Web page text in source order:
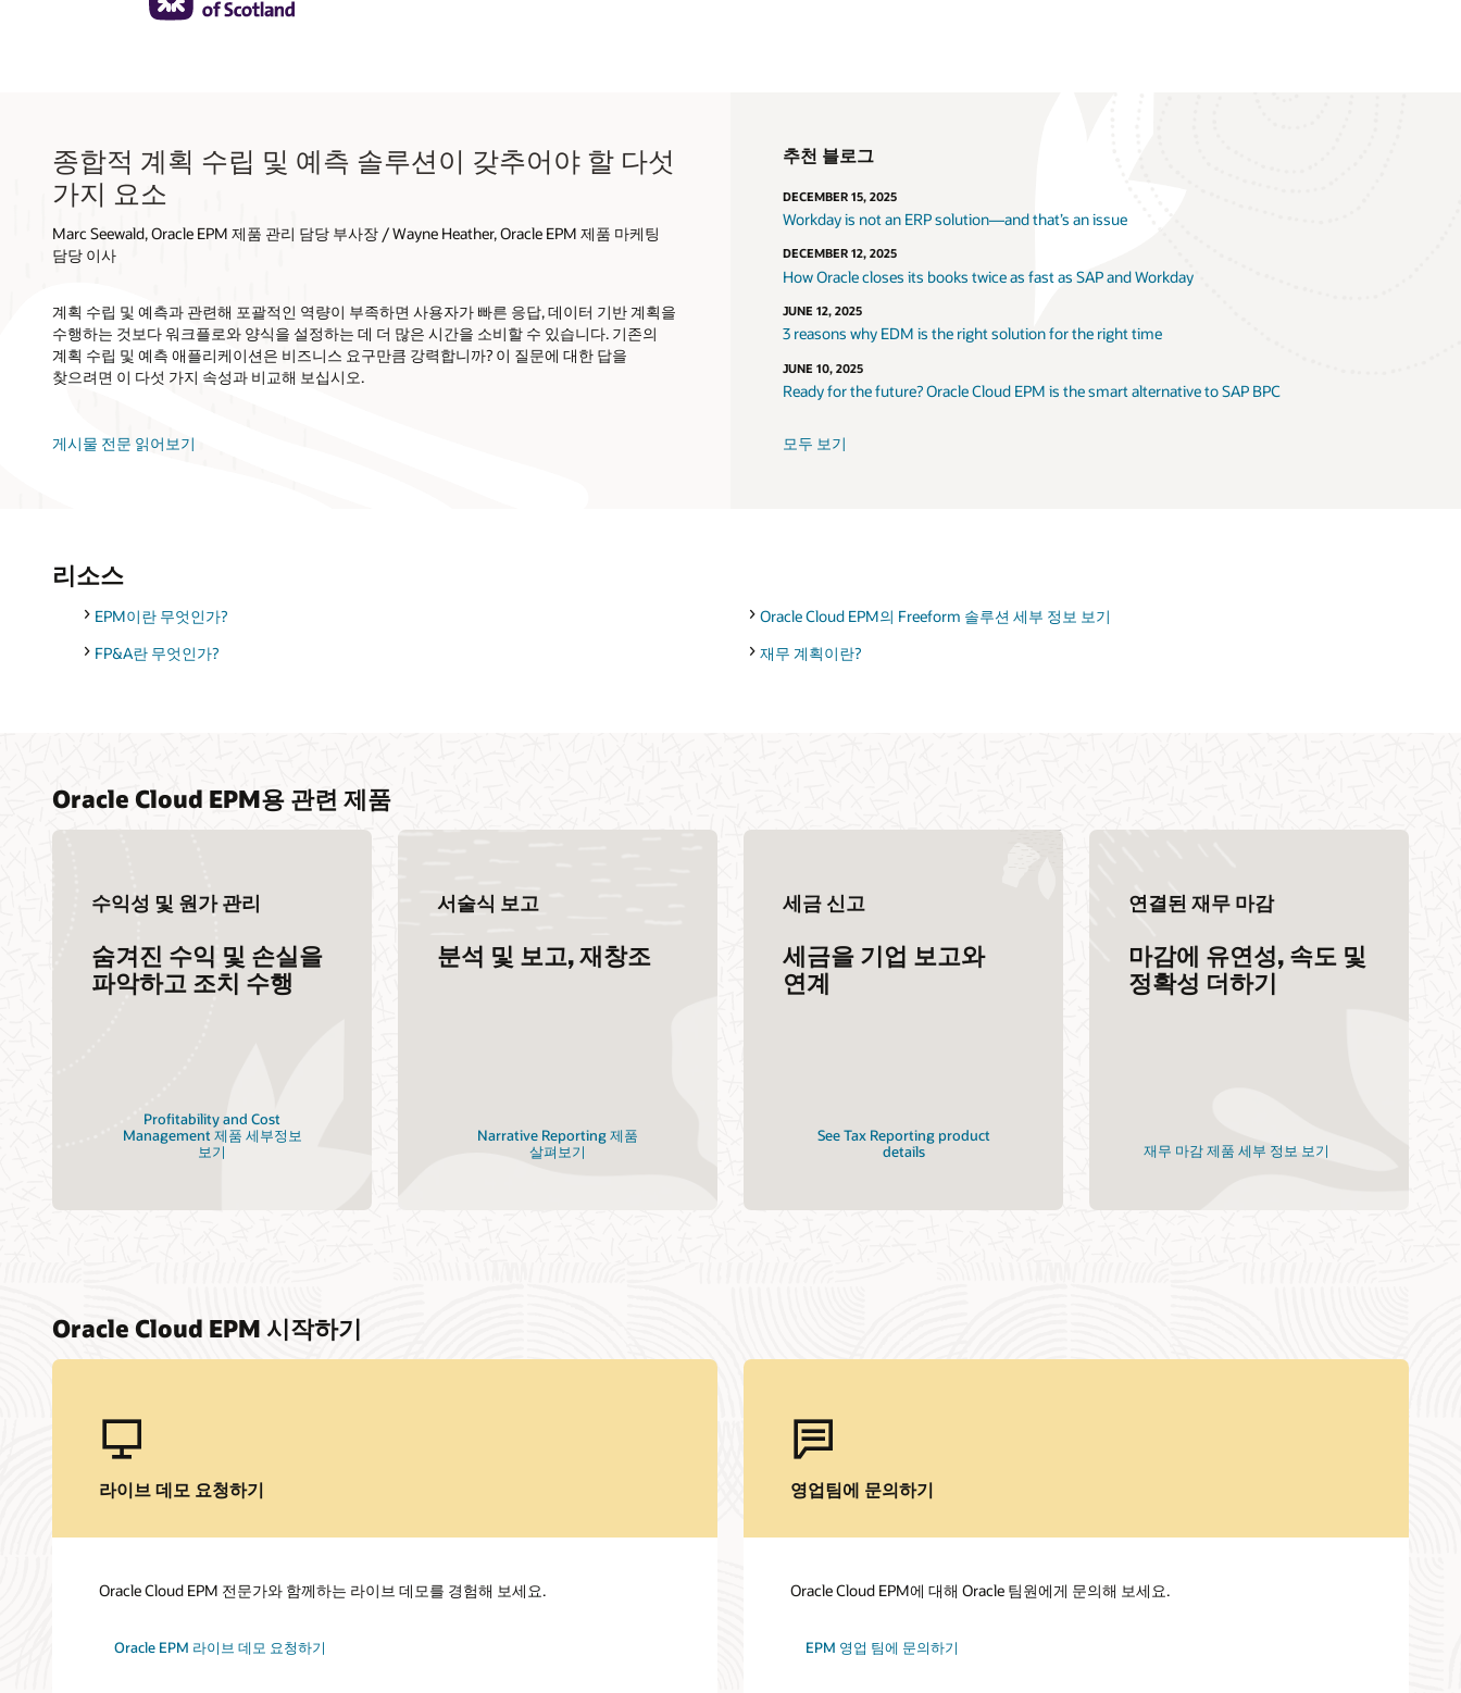
종합적 계획 수립 및 예측 솔루션이 갖추어야 할 다섯
가지 요소
Marc Seewald, Oracle EPM 제품 관리 담당 부사장 / Wayne Heather, Oracle EPM 제품 마케팅
담당 이사
계획 수립 및 예측과 관련해 포괄적인 역량이 부족하면 사용자가 빠른 응답, 데이터 기반 계획을
수행하는 것보다 워크플로와 양식을 설정하는 데 더 많은 시간을 소비할 수 있습니다. 기존의
계획 수립 및 예측 애플리케이션은 비즈니스 요구만큼 강력합니까? 이 질문에 대한 답을
찾으려면 이 다섯 가지 속성과 비교해 보십시오.
게시물 전문 읽어보기
추천 블로그
DECEMBER 15, 2025
Workday is not an ERP solution—and that’s an issue
DECEMBER 12, 2025
How Oracle closes its books twice as fast as SAP and Workday
JUNE 12, 2025
3 reasons why EDM is the right solution for the right time
JUNE 10, 2025
Ready for the future? Oracle Cloud EPM is the smart alternative to SAP BPC
모두 보기
리소스
EPM이란 무엇인가?
FP&A란 무엇인가?
Oracle Cloud EPM의 Freeform 솔루션 세부 정보 보기
재무 계획이란?
Oracle Cloud EPM용 관련 제품
수익성 및 원가 관리
숨겨진 수익 및 손실을
파악하고 조치 수행
Profitability and Cost
Management 제품 세부정보
보기
서술식 보고
분석 및 보고, 재창조
Narrative Reporting 제품
살펴보기
세금 신고
세금을 기업 보고와
연계
See Tax Reporting product
details
연결된 재무 마감
마감에 유연성, 속도 및
정확성 더하기
재무 마감 제품 세부 정보 보기
Oracle Cloud EPM 시작하기
라이브 데모 요청하기
Oracle Cloud EPM 전문가와 함께하는 라이브 데모를 경험해 보세요.
Oracle EPM 라이브 데모 요청하기
영업팀에 문의하기
Oracle Cloud EPM에 대해 Oracle 팀원에게 문의해 보세요.
EPM 영업 팀에 문의하기